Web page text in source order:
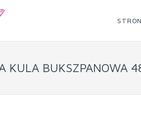
KULA BUKSZPANOWA